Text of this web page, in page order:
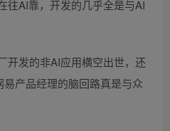
往AI靠，开发的几乎全是与AI
开发的非AI应用横空出世，还
易产品经理的脑回路真是与众